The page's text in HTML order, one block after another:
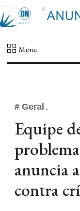
Menu
# Geral
Equipe
anuncia
contra